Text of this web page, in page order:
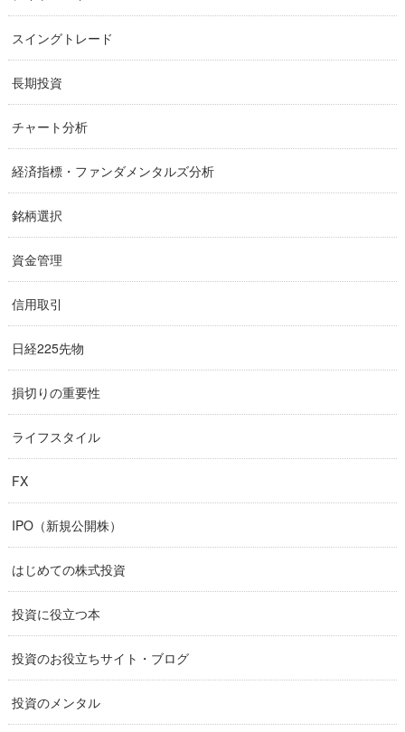
スイングトレード
長期投資
チャート分析
経済指標・ファンダメンタルズ分析
銘柄選択
資金管理
信用取引
日経225先物
損切りの重要性
ライフスタイル
FX
IPO（新規公開株）
はじめての株式投資
投資に役立つ本
投資のお役立ちサイト・ブログ
投資のメンタル